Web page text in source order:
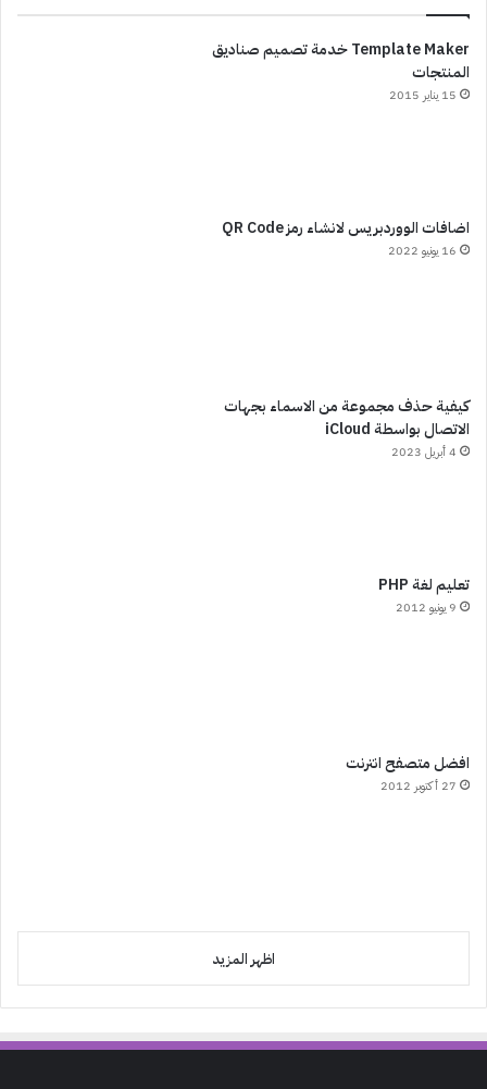
Template Maker خدمة تصميم صناديق
المنتجات
15 يناير 2015
اضافات الووردبريس لانشاء رمز QR Code
16 يونيو 2022
كيفية حذف مجموعة من الاسماء بجهات
الاتصال بواسطة iCloud
4 أبريل 2023
تعليم لغة PHP
9 يونيو 2012
افضل متصفح انترنت
27 أكتوبر 2012
اظهر المزيد